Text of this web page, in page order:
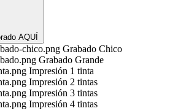
AQUÍ
Grabado Chico
Grabado Grande
Impresión 1 tinta
Impresión 2 tintas
Impresión 3 tintas
Impresión 4 tintas